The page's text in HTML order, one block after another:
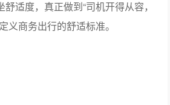
适度，真正做到“司机开得从容，
义商务出行的舒适标准。